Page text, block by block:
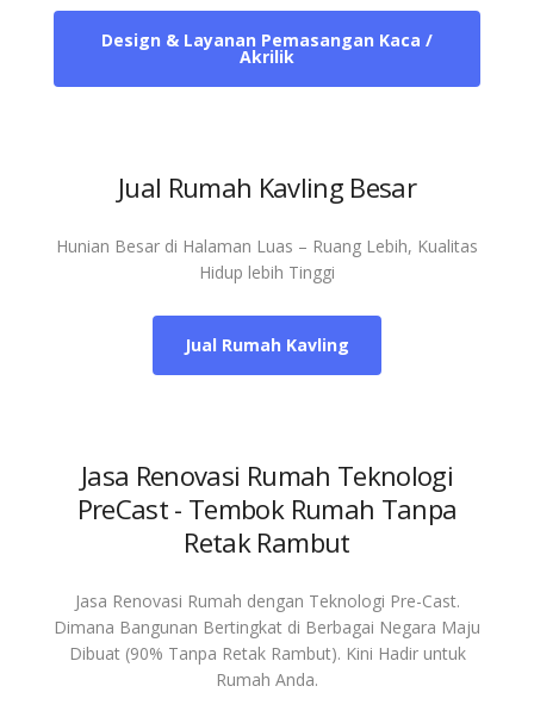
Design & Layanan Pemasangan Kaca /
Akrilik
Jual Rumah Kavling Besar
Hunian Besar di Halaman Luas – Ruang Lebih, Kualitas
Hidup lebih Tinggi
Jual Rumah Kavling
Jasa Renovasi Rumah Teknologi
PreCast - Tembok Rumah Tanpa
Retak Rambut
Jasa Renovasi Rumah dengan Teknologi Pre-Cast.
Dimana Bangunan Bertingkat di Berbagai Negara Maju
Dibuat (90% Tanpa Retak Rambut). Kini Hadir untuk
Rumah Anda.